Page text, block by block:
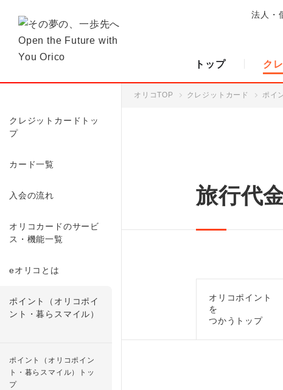
法人・
トップ ク
クレジットカードトッ
プ
カード一覧
入会の流れ
オリコカードのサービ
ス・機能一覧
eオリコとは
ポイント（オリコポイ
ント・暮らスマイル）
ポイント（オリコポイン
ト・暮らスマイル）トッ
プ
オリコTOP クレジットカード ポイ
旅行代
オリコポイント
を
つかうトップ